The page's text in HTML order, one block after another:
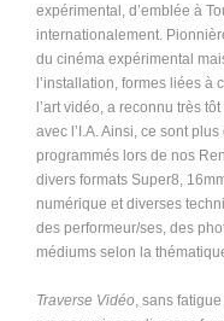
expérimental, d’emblée à
internationalement.
du cinéma expérimental
l’installation, formes liées
l’art vidéo, a reconnu très
avec l’I.A. Ainsi, ce sont
programmés lors de nos
divers formats Super8,
numérique et diverses
des performeur/ses, des
médiums selon la
Traverse Vidéo, sans